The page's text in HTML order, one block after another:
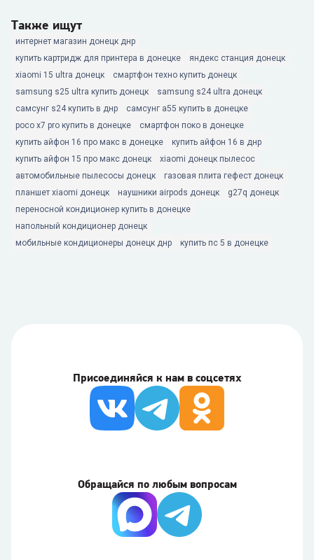
Также ищут
интернет магазин донецк днр
купить картридж для принтера в донецке
яндекс станция донецк
xiaomi 15 ultra донецк
смартфон техно купить донецк
samsung s25 ultra купить донецк
samsung s24 ultra донецк
самсунг s24 купить в днр
самсунг а55 купить в донецке
poco x7 pro купить в донецке
смартфон поко в донецке
купить айфон 16 про макс в донецке
купить айфон 16 в днр
купить айфон 15 про макс донецк
xiaomi донецк пылесос
автомобильные пылесосы донецк
газовая плита гефест донецк
планшет xiaomi донецк
наушники airpods донецк
g27q донецк
переносной кондиционер купить в донецке
напольный кондиционер донецк
мобильные кондиционеры донецк днр
купить пс 5 в донецке
Присоединяйся к нам в соцсетях
Обращайся по любым вопросам